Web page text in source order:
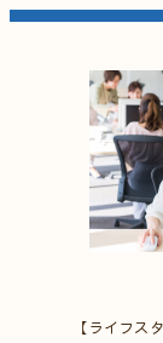
【ライフス